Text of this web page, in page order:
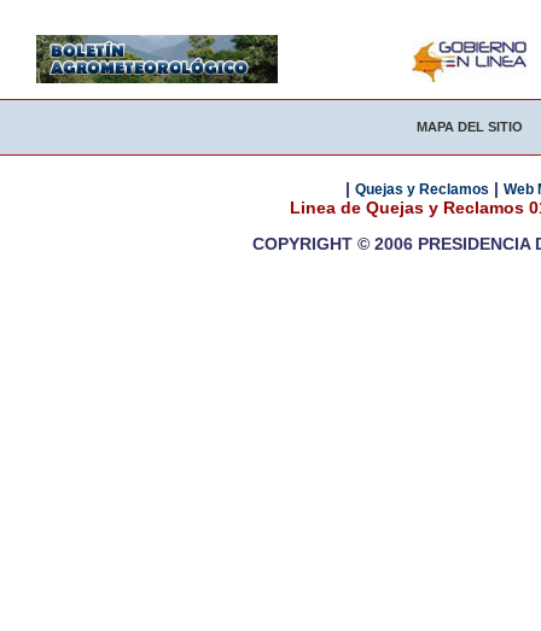
MAPA DEL SITIO
| Quejas y Reclamos | Web
Linea de Quejas y Reclamos
COPYRIGHT © 2006 PRESIDENCIA